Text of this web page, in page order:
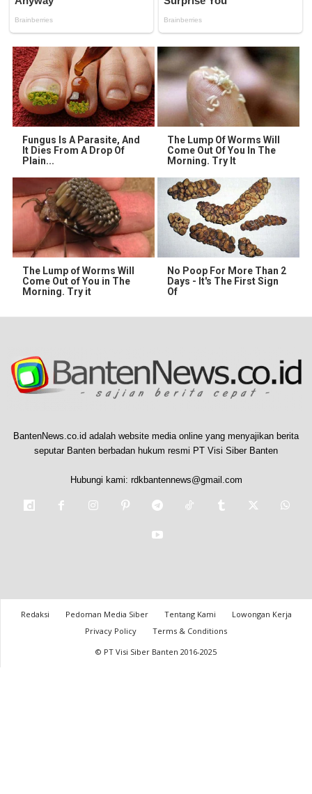
Fungus Is A Parasite, And
It Dies From A Drop Of
Plain...
The Lump Of Worms Will
Come Out Of You In The
Morning. Try It
The Lump of Worms Will
Come Out of You in The
Morning. Try it
No Poop For More Than 2
Days - It's The First Sign
Of
BantenNews.co.id adalah website media online yang menyajikan berita
seputar Banten berbadan hukum resmi PT Visi Siber Banten
Hubungi kami: rdkbantennews@gmail.com
Redaksi Pedoman Media Siber Tentang Kami
Lowongan Kerja
Privacy Policy
Terms & Conditions
© PT Visi Siber Banten 2016-2025